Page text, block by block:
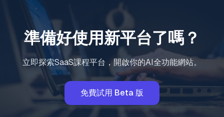
準備好使用新平台了嗎？
立即探索SaaS課程平台，開啟你的AI全功能網站。
免費試用 Beta 版